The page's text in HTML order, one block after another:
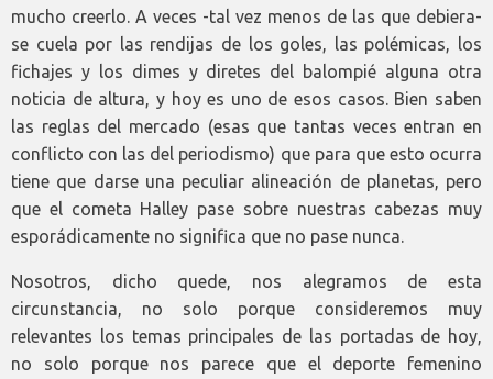
mucho creerlo. A veces -tal vez menos de las que debiera-
se cuela por las rendijas de los goles, las polémicas, los
fichajes y los dimes y diretes del balompié alguna otra
noticia de altura, y hoy es uno de esos casos. Bien saben
las reglas del mercado (esas que tantas veces entran en
conflicto con las del periodismo) que para que esto ocurra
tiene que darse una peculiar alineación de planetas, pero
que el cometa Halley pase sobre nuestras cabezas muy
esporádicamente no significa que no pase nunca.
Nosotros, dicho quede, nos alegramos de esta
circunstancia, no solo porque consideremos muy
relevantes los temas principales de las portadas de hoy,
no solo porque nos parece que el deporte femenino